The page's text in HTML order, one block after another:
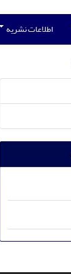
اطلاعات نشریه